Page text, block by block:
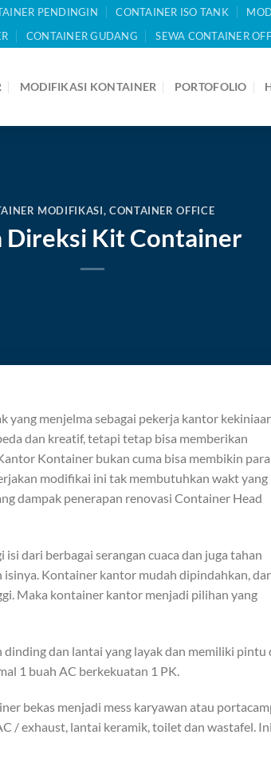
PENDINGIN CONTAINER ISO TANK
CONTAINER GUDANG SEWA CONTAINER
MODIFIKASI KONTAINER PORTOFOLIO
MODIFIKASI, CONTAINER OFFICE
Direksi Kit Container
yang menjelma sebagai pekerja kantor
dan kreatif, tetapi tetap bisa memberikan
Kontainer bukan cuma bisa membikin para
modifikai ini tak membutuhkan wakt yang
dampak penerapan renovasi Container Head
dari berbagai serangan cuaca dan juga tahan
isinya. Kontainer kantor mudah dipindahkan,
Maka kontainer kantor menjadi pilihan yang
dan lantai yang layak dan memiliki pintu
1 buah AC berkekuatan 1 PK.
bekas menjadi mess karyawan atau
/ exhaust, lantai keramik, toilet dan wastafel. Ini